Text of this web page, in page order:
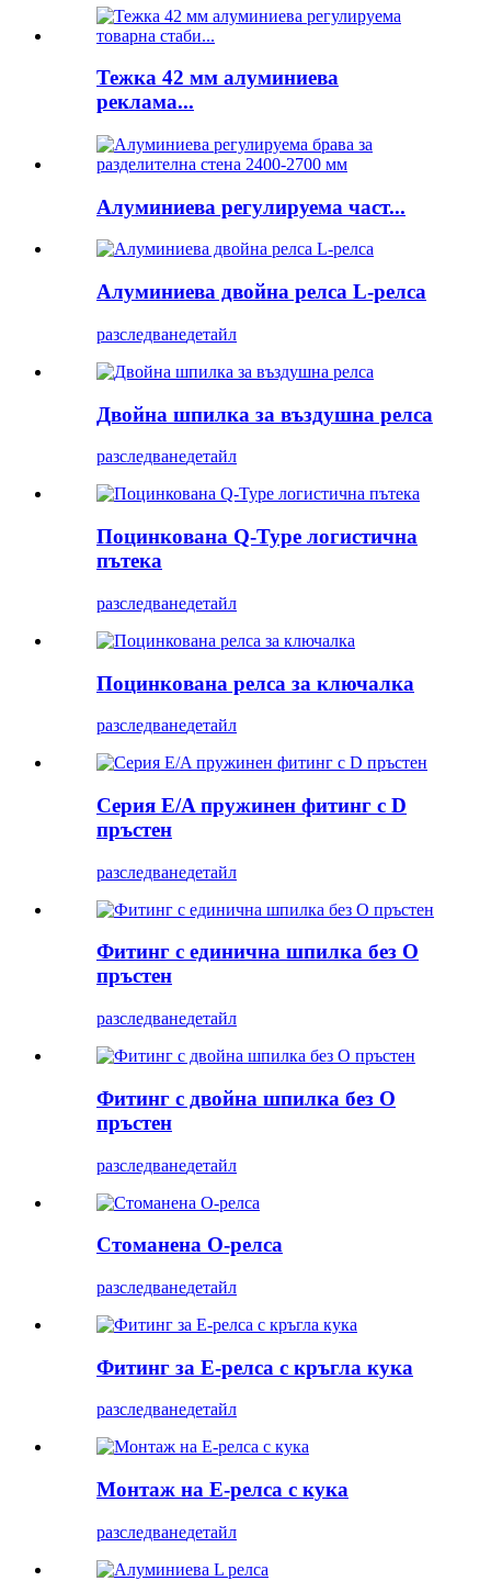
Тежка 42 мм алуминиева
реклама...
Алуминиева регулируема част...
Алуминиева двойна релса L-релса
разследванедетайл
Двойна шпилка за въздушна релса
разследванедетайл
Поцинкована Q-Type логистична
пътека
разследванедетайл
Поцинкована релса за ключалка
разследванедетайл
Серия E/A пружинен фитинг с D
пръстен
разследванедетайл
Фитинг с единична шпилка без О
пръстен
разследванедетайл
Фитинг с двойна шпилка без О
пръстен
разследванедетайл
Стоманена O-релса
разследванедетайл
Фитинг за E-релса с кръгла кука
разследванедетайл
Монтаж на E-релса с кука
разследванедетайл